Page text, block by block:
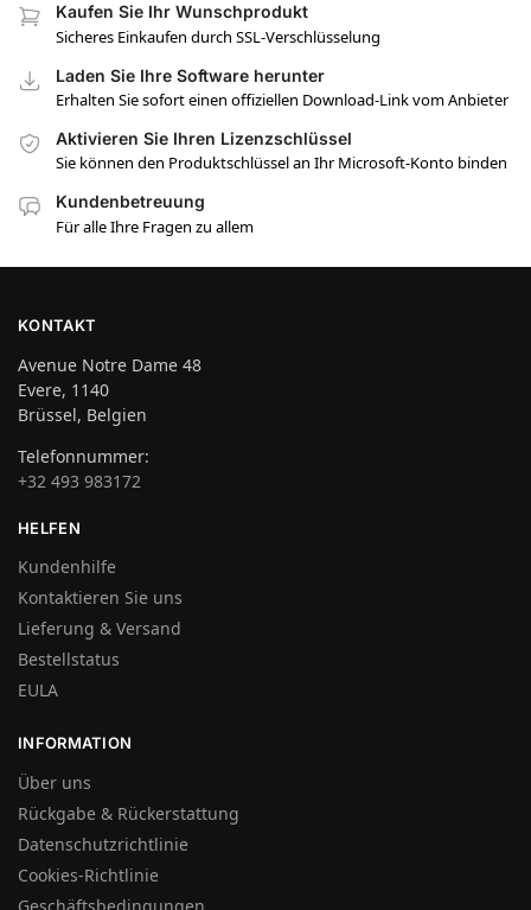
Kaufen Sie Ihr Wunschprodukt
Sicheres Einkaufen durch SSL-Verschlüsselung
Laden Sie Ihre Software herunter
Erhalten Sie sofort einen offiziellen Download-Link vom Anbieter
Aktivieren Sie Ihren Lizenzschlüssel
Sie können den Produktschlüssel an Ihr Microsoft-Konto binden
Kundenbetreuung
Für alle Ihre Fragen zu allem
KONTAKT
Avenue Notre Dame 48
Evere, 1140
Brüssel, Belgien
Telefonnummer:
+32 493 983172
HELFEN
Kundenhilfe
Kontaktieren Sie uns
Lieferung & Versand
Bestellstatus
EULA
INFORMATION
Über uns
Rückgabe & Rückerstattung
Datenschutzrichtlinie
Cookies-Richtlinie